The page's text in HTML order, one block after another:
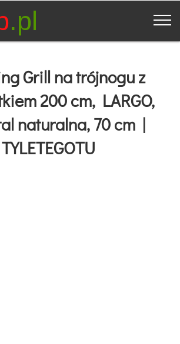
.pl
Grill na trójnogu z
200 cm, LARGO,
naturalna, 70 cm |
TYLETEGOTU